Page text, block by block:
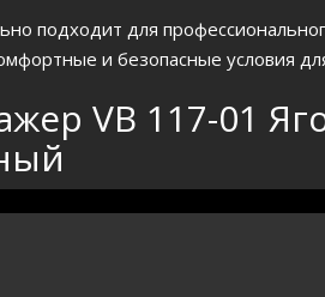
подходит для
и безопасные условия
VB 117-01